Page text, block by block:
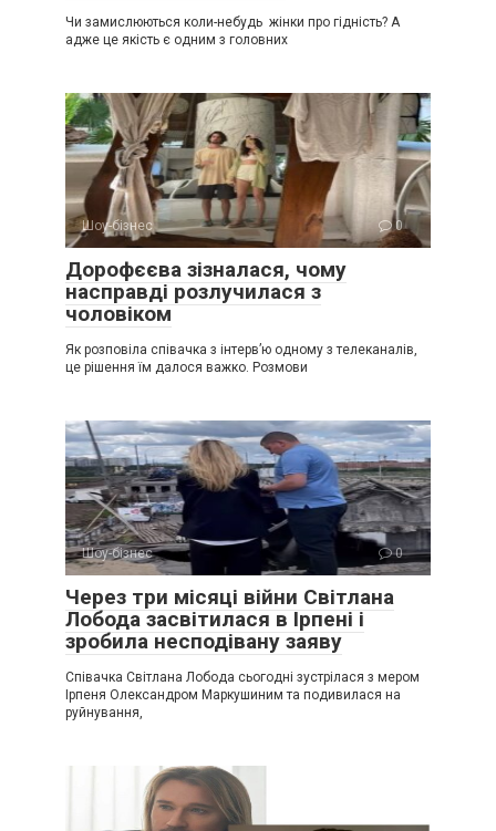
Чи замислюються коли-небудь жінки про гідність? А
адже це якість є одним з головних
Шоу-бізнес 0
Дорофєєва зізналася, чому
насправді розлучилася з
чоловіком
Як розповіла співачка з інтерв’ю одному з телеканалів,
це рішення їм далося важко. Розмови
Шоу-бізнес 0
Через три місяці війни Світлана
Лобода засвітилася в Ірпені і
зробила несподівану заяву
Співачка Світлана Лобода сьогодні зустрілася з мером
Ірпеня Олександром Маркушиним та подивилася на
руйнування,